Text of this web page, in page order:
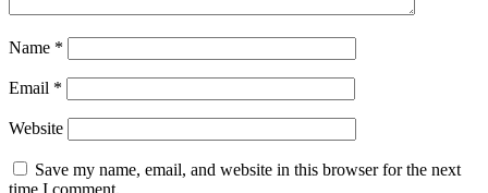
Name *
Email *
Website
Save my name, email, and website in this browser for the next
time I comment.